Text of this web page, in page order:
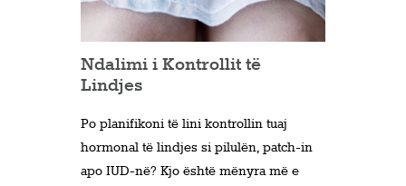
Ndalimi i Kontrollit të
Lindjes
Po planifikoni të lini kontrollin tuaj
hormonal të lindjes si pilulën, patch-in
apo IUD-në? Kjo është mënyra më e